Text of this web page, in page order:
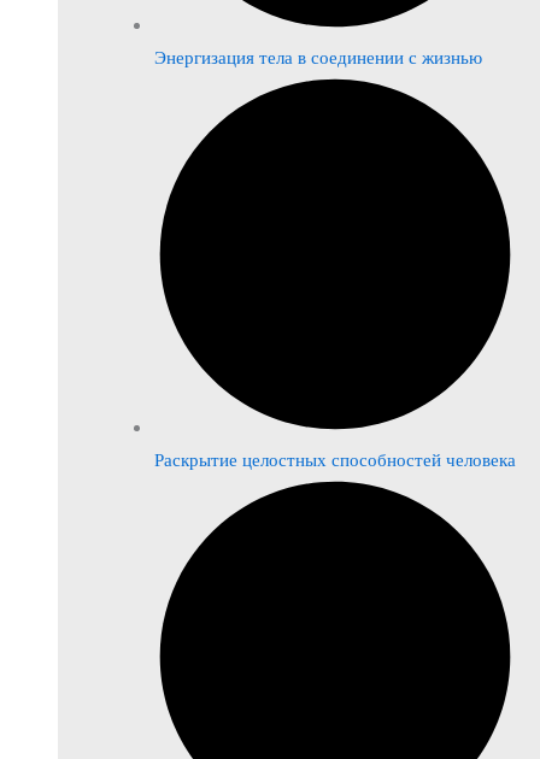
Энергизация тела в соединении с жизнью
Раскрытие целостных способностей человека